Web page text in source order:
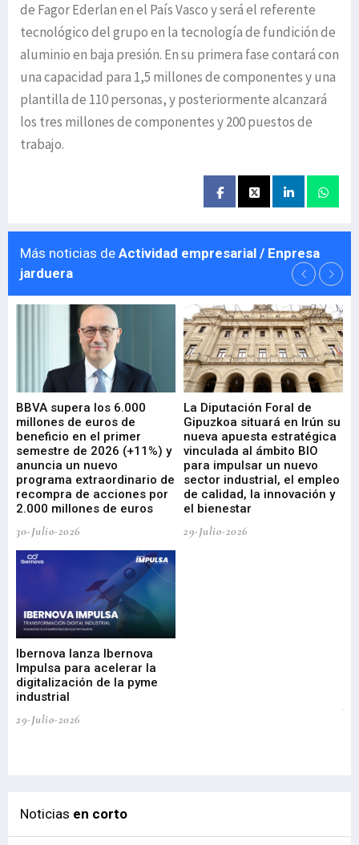
de Fagor Ederlan en el País Vasco y será el referente
tecnológico del grupo en la tecnología de fundición de
aluminio en baja presión. En su primera fase contará con
una capacidad para 1,5 millones de componentes y una
plantilla de 110 personas, y posteriormente alcanzará
los tres millones de componentes y 200 puestos de
trabajo.
Más noticias de Actividad empresarial / Enpresa
jarduera
BBVA supera los 6.000
millones de euros de
beneficio en el primer
semestre de 2026 (+11%) y
anuncia un nuevo
programa extraordinario de
recompra de acciones por
2.000 millones de euros
30-Julio-2026
La Diputación Foral de
Gipuzkoa situará en Irún su
nueva apuesta estratégica
vinculada al ámbito BIO
para impulsar un nuevo
sector industrial, el empleo
de calidad, la innovación y
el bienestar
29-Julio-2026
Ibernova lanza Ibernova
Impulsa para acelerar la
digitalización de la pyme
industrial
29-Julio-2026
Noticias en corto